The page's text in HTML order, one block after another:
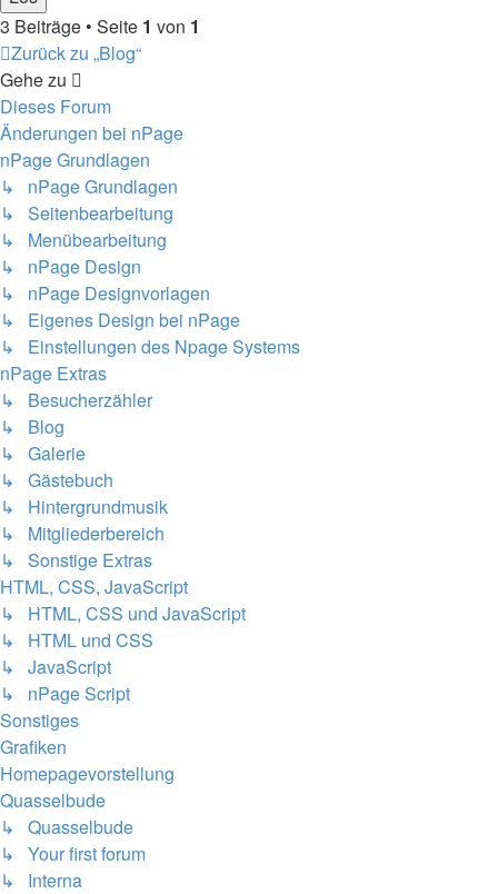
3 Beiträge • Seite 1 von 1
Zurück zu „Blog“
Gehe zu
Dieses Forum
Änderungen bei nPage
nPage Grundlagen
↳ nPage Grundlagen
↳ Seitenbearbeitung
↳ Menübearbeitung
↳ nPage Design
↳ nPage Designvorlagen
↳ Eigenes Design bei nPage
↳ Einstellungen des Npage Systems
nPage Extras
↳ Besucherzähler
↳ Blog
↳ Galerie
↳ Gästebuch
↳ Hintergrundmusik
↳ Mitgliederbereich
↳ Sonstige Extras
HTML, CSS, JavaScript
↳ HTML, CSS und JavaScript
↳ HTML und CSS
↳ JavaScript
↳ nPage Script
Sonstiges
Grafiken
Homepagevorstellung
Quasselbude
↳ Quasselbude
↳ Your first forum
↳ Interna